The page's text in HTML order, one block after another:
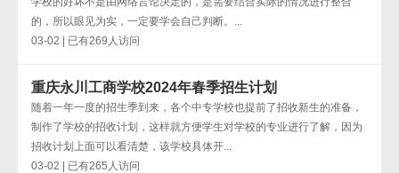
的，所以眼见为实，一定要学会自己判断。...
03-02 | 已有269人访问
重庆永川工商学校2024年春季招生计划
随着一年一度的招生季到来，各个中专学校也提前了招收新生的准备，
制作了学校的招收计划，这样就方便学生对学校的专业进行了解，因为
招收计划上面可以看清楚，该学校具体开...
03-02 | 已有265人访问